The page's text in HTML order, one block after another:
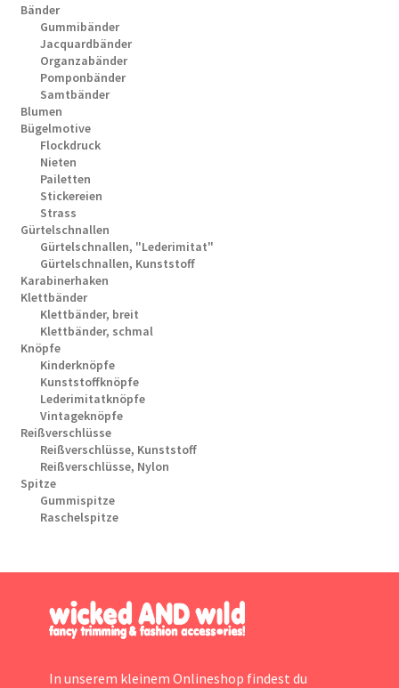
Bänder
Gummibänder
Jacquardbänder
Organzabänder
Pomponbänder
Samtbänder
Blumen
Bügelmotive
Flockdruck
Nieten
Pailetten
Stickereien
Strass
Gürtelschnallen
Gürtelschnallen, "Lederimitat"
Gürtelschnallen, Kunststoff
Karabinerhaken
Klettbänder
Klettbänder, breit
Klettbänder, schmal
Knöpfe
Kinderknöpfe
Kunststoffknöpfe
Lederimitatknöpfe
Vintageknöpfe
Reißverschlüsse
Reißverschlüsse, Kunststoff
Reißverschlüsse, Nylon
Spitze
Gummispitze
Raschelspitze
In unserem kleinem Onlineshop findest du